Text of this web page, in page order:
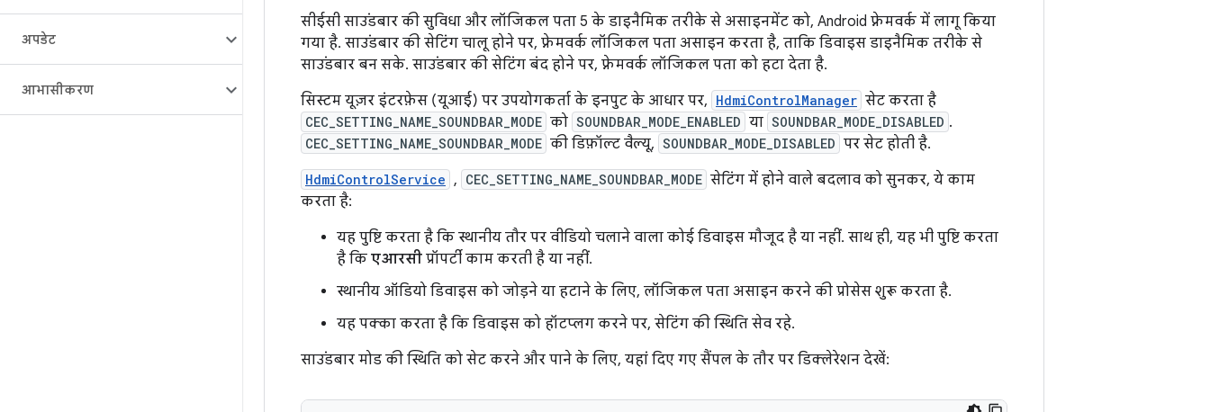
अपडेट
आभासीकरण
सीईसी साउंडबार की सुविधा और लॉजिकल पता 5 के डाइनैमिक तरीके से असाइनमेंट को, Android फ़्रेमवर्क में लागू किया
गया है. साउंडबार की सेटिंग चालू होने पर, फ़्रेमवर्क लॉजिकल पता असाइन करता है, ताकि डिवाइस डाइनैमिक तरीके से
साउंडबार बन सके. साउंडबार की सेटिंग बंद होने पर, फ़्रेमवर्क लॉजिकल पता को हटा देता है.
सिस्टम यूज़र इंटरफ़ेस (यूआई) पर उपयोगकर्ता के इनपुट के आधार पर, HdmiControlManager सेट करता है
CEC_SETTING_NAME_SOUNDBAR_MODE को SOUNDBAR_MODE_ENABLED या SOUNDBAR_MODE_DISABLED .
CEC_SETTING_NAME_SOUNDBAR_MODE की डिफ़ॉल्ट वैल्यू, SOUNDBAR_MODE_DISABLED पर सेट होती है.
HdmiControlService , CEC_SETTING_NAME_SOUNDBAR_MODE सेटिंग में होने वाले बदलाव को सुनकर, ये काम
करता है:
यह पुष्टि करता है कि स्थानीय तौर पर वीडियो चलाने वाला कोई डिवाइस मौजूद है या नहीं. साथ ही, यह भी पुष्टि करता
है कि एआरसी प्रॉपर्टी काम करती है या नहीं.
स्थानीय ऑडियो डिवाइस को जोड़ने या हटाने के लिए, लॉजिकल पता असाइन करने की प्रोसेस शुरू करता है.
यह पक्का करता है कि डिवाइस को हॉटप्लग करने पर, सेटिंग की स्थिति सेव रहे.
साउंडबार मोड की स्थिति को सेट करने और पाने के लिए, यहां दिए गए सैंपल के तौर पर डिक्लेरेशन देखें: